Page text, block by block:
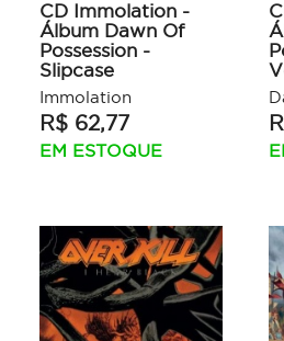
CD Immolation -
Álbum Dawn Of
Possession -
Slipcase
Immolation
R$ 62,77
EM ESTOQUE